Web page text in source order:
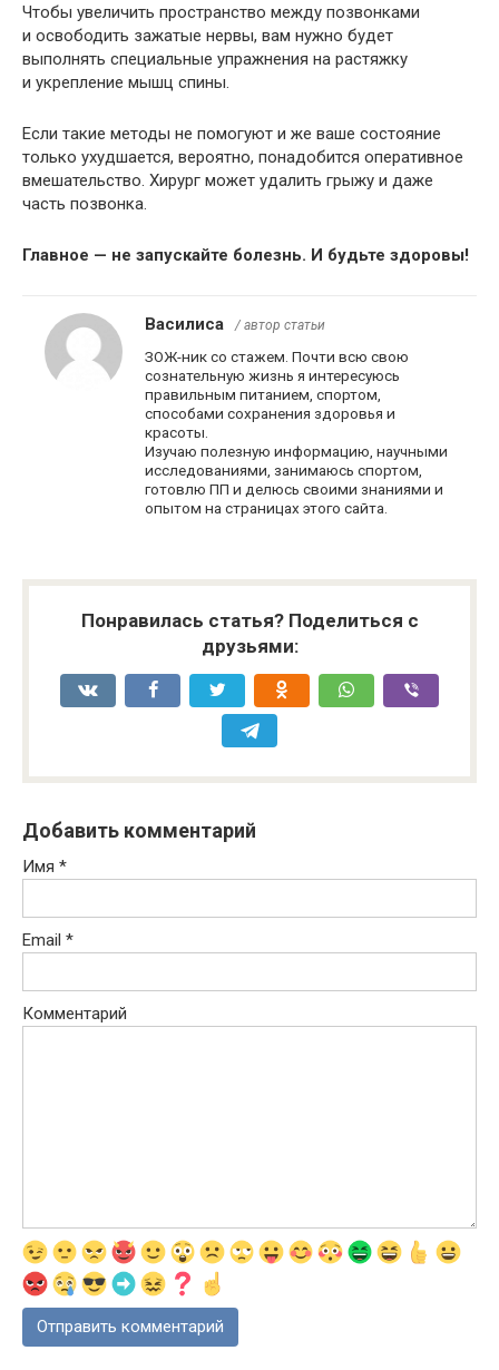
Чтобы увеличить пространство между позвонками
и освободить зажатые нервы, вам нужно будет
выполнять специальные упражнения на растяжку
и укрепление мышц спины.
Если такие методы не помогуют и же ваше состояние
только ухудшается, вероятно, понадобится оперативное
вмешательство. Хирург может удалить грыжу и даже
часть позвонка.
Главное — не запускайте болезнь. И будьте здоровы!
Василиса / автор статьи
ЗОЖ-ник со стажем. Почти всю свою
сознательную жизнь я интересуюсь
правильным питанием, спортом,
способами сохранения здоровья и
красоты.
Изучаю полезную информацию, научными
исследованиями, занимаюсь спортом,
готовлю ПП и делюсь своими знаниями и
опытом на страницах этого сайта.
Понравилась статья? Поделиться с
друзьями:
Добавить комментарий
Имя *
Email *
Комментарий